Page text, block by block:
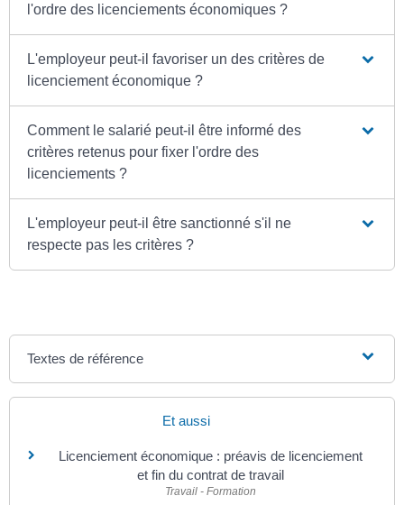
l'ordre des licenciements économiques ?
L'employeur peut-il favoriser un des critères de
licenciement économique ?
Comment le salarié peut-il être informé des
critères retenus pour fixer l'ordre des
licenciements ?
L'employeur peut-il être sanctionné s'il ne
respecte pas les critères ?
Textes de référence
Et aussi
Licenciement économique : préavis de licenciement
et fin du contrat de travail
Travail - Formation